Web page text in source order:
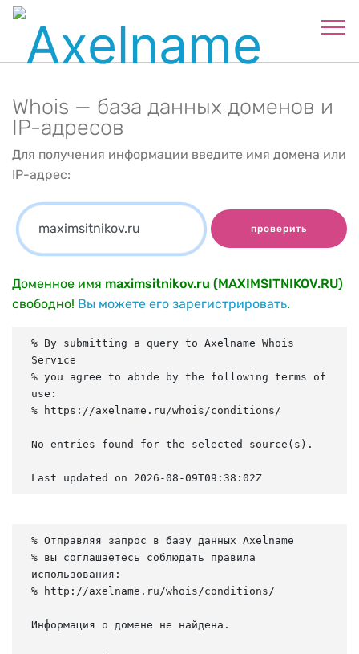
Whois — база данных доменов и
IP-адресов
Для получения информации введите имя домена или
IP-адрес:
проверить
Доменное имя maximsitnikov.ru (MAXIMSITNIKOV.RU)
свободно! Вы можете его зарегистрировать.
% By submitting a query to Axelname Whois
Service
% you agree to abide by the following terms of
use:
% https://axelname.ru/whois/conditions/
No entries found for the selected source(s).
Last updated on 2026-08-09T09:38:02Z
% Отправляя запрос в базу данных Axelname
% вы соглашаетесь соблюдать правила
использования:
% http://axelname.ru/whois/conditions/
Информация о домене не найдена.